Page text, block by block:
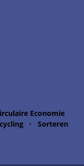
Economie
Sorteren